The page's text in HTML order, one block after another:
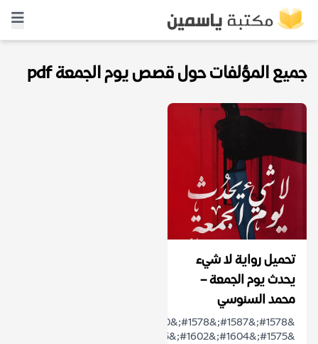
جميع المؤلفات حول قصص يوم الجمعة pdf
تحميل رواية لا شيء
يحدث يوم الجمعة –
محمد السنوسي
&#1575;&#1604;&#1602;&#1585;&#1610;&#...